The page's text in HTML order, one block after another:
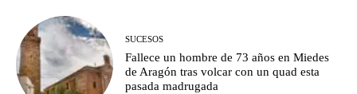
SUCESOS
Fallece un hombre de 73 años en Miedes
de Aragón tras volcar con un quad esta
pasada madrugada